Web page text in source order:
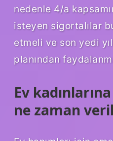
nedenle 4/a
isteyen sigortalılar
etmeli ve son yedi
planından
Ev
ne zaman